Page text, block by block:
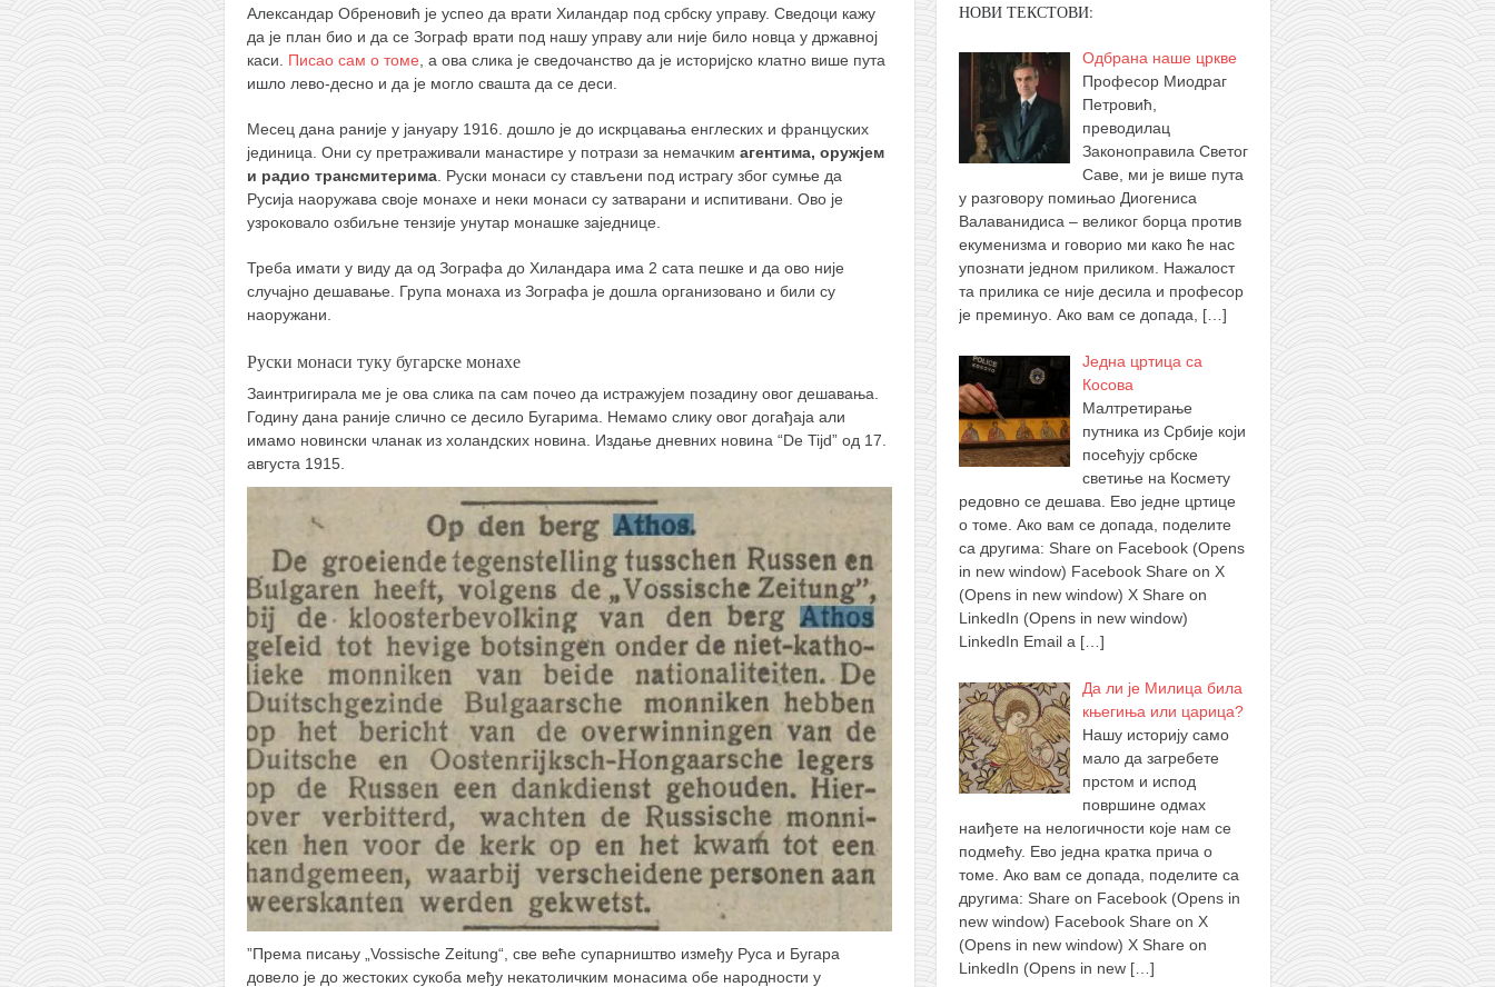
моја прича
фотке
контакт
Александар Обреновић је успео да врати Хиландар под србску управу. Сведоци кажу
да је план био и да се Зограф врати под нашу управу али није било новца у државној
каси. Писао сам о томе , а ова слика је сведочанство да је историјско клатно више пута
ишло лево-десно и да је могло свашта да се деси.
Месец дана раније у јануару 1916. дошло је до искрцавања енглеских и француских
јединица. Они су претраживали манастире у потрази за немачким агентима, оружјем
и радио трансмитерима . Руски монаси су стављени под истрагу због сумње да
Русија наоружава своје монахе и неки монаси су затварани и испитивани. Ово је
узроковало озбиљне тензије унутар монашке заједнице.
Треба имати у виду да од Зографа до Хиландара има 2 сата пешке и да ово није
случајно дешавање. Група монаха из Зографа је дошла организовано и били су
наоружани.
Руски монаси туку бугарске монахе
Заинтригирала ме је ова слика па сам почео да истражујем позадину овог дешавања.
Годину дана раније слично се десило Бугарима. Немамо слику овог догађаја али
имамо новински чланак из холандских новина. Издање дневних новина “De Tijd” од 17.
августа 1915.
”Према писању „Vossische Zeitung“, све веће супарништво између Руса и Бугара
довело је до жестоких сукоба међу некатоличким монасима обе народности у
НОВИ ТЕКСТОВИ:
Одбрана наше цркве
Професор Миодраг
Петровић,
преводилац
Законоправила Светог
Саве, ми је више пута
у разговору помињао Диогениса
Валаванидиса – великог борца против
екуменизма и говорио ми како ће нас
упознати једном приликом. Нажалост
та прилика се није десила и професор
је преминуо. Ако вам се допада, […]
Једна цртица са
Косова
Малтретирање
путника из Србије који
посећују србске
светиње на Космету
редовно се дешава. Ево једне цртице
о томе. Ако вам се допада, поделите
са другима: Share on Facebook (Opens
in new window) Facebook Share on X
(Opens in new window) X Share on
LinkedIn (Opens in new window)
LinkedIn Email a […]
Да ли је Милица била
књегиња или царица?
Нашу историју само
мало да загребете
прстом и испод
површине одмах
наиђете на нелогичности које нам се
подмећу. Ево једна кратка прича о
томе. Ако вам се допада, поделите са
другима: Share on Facebook (Opens in
new window) Facebook Share on X
(Opens in new window) X Share on
LinkedIn (Opens in new […]